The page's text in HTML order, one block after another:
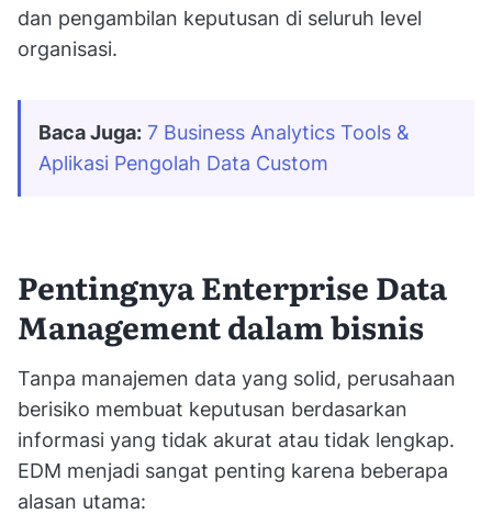
dan pengambilan keputusan di seluruh level
organisasi.
Baca Juga: 7 Business Analytics Tools &
Aplikasi Pengolah Data Custom
Pentingnya Enterprise Data
Management dalam bisnis
Tanpa manajemen data yang solid, perusahaan
berisiko membuat keputusan berdasarkan
informasi yang tidak akurat atau tidak lengkap.
EDM menjadi sangat penting karena beberapa
alasan utama: